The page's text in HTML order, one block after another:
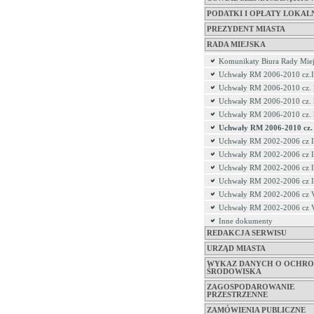
PODATKI I OPŁATY
PREZYDENT MIASTA
RADA MIEJSKA
Komunikaty Biura Rady
Uchwały RM 2006-2010 cz.I
Uchwały RM 2006-2010 cz.
Uchwały RM 2006-2010 cz.
Uchwały RM 2006-2010 cz.
Uchwały RM 2006-2010
Uchwały RM 2002-2006 cz I
Uchwały RM 2002-2006 cz
Uchwały RM 2002-2006 cz
Uchwały RM 2002-2006 cz
Uchwały RM 2002-2006 cz
Uchwały RM 2002-2006 cz
Inne dokumenty
REDAKCJA SERWISU
URZĄD MIASTA
WYKAZ DANYCH O
ŚRODOWISKA
ZAGOSPODAROWANIE
PRZESTRZENNE
ZAMÓWIENIA PUBLICZNE